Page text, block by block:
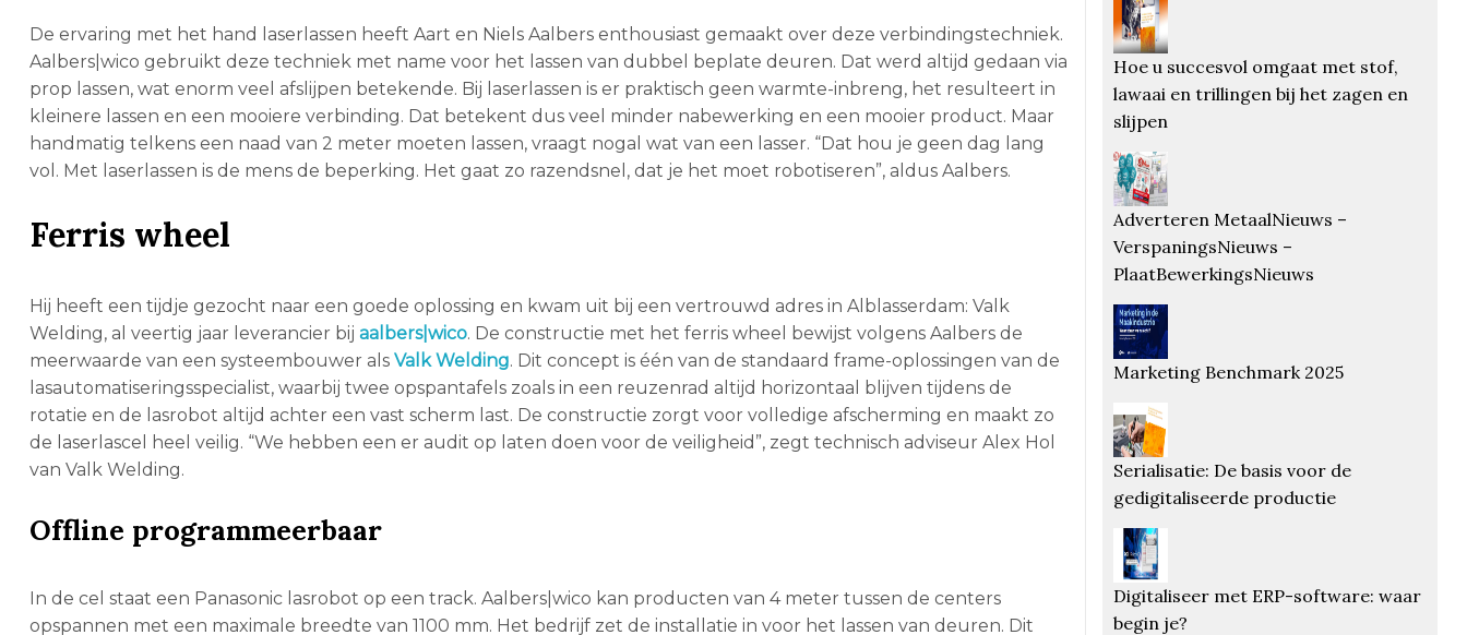
De ervaring met het hand laserlassen heeft Aart en Niels Aalbers enthousiast gemaakt over deze verbindingstechniek.
Aalbers|wico gebruikt deze techniek met name voor het lassen van dubbel beplate deuren. Dat werd altijd gedaan via
prop lassen, wat enorm veel afslijpen betekende. Bij laserlassen is er praktisch geen warmte-inbreng, het resulteert in
kleinere lassen en een mooiere verbinding. Dat betekent dus veel minder nabewerking en een mooier product. Maar
handmatig telkens een naad van 2 meter moeten lassen, vraagt nogal wat van een lasser. “Dat hou je geen dag lang
vol. Met laserlassen is de mens de beperking. Het gaat zo razendsnel, dat je het moet robotiseren”, aldus Aalbers.
Ferris wheel
Hij heeft een tijdje gezocht naar een goede oplossing en kwam uit bij een vertrouwd adres in Alblasserdam: Valk
Welding, al veertig jaar leverancier bij aalbers|wico. De constructie met het ferris wheel bewijst volgens Aalbers de
meerwaarde van een systeembouwer als Valk Welding. Dit concept is één van de standaard frame-oplossingen van de
lasautomatiseringsspecialist, waarbij twee opspantafels zoals in een reuzenrad altijd horizontaal blijven tijdens de
rotatie en de lasrobot altijd achter een vast scherm last. De constructie zorgt voor volledige afscherming en maakt zo
de laserlascel heel veilig. “We hebben een er audit op laten doen voor de veiligheid”, zegt technisch adviseur Alex Hol
van Valk Welding.
Offline programmeerbaar
In de cel staat een Panasonic lasrobot op een track. Aalbers|wico kan producten van 4 meter tussen de centers
opspannen met een maximale breedte van 1100 mm. Het bedrijf zet de installatie in voor het lassen van deuren. Dit
Hoe u succesvol omgaat met stof,
lawaai en trillingen bij het zagen en
slijpen
Adverteren MetaalNieuws –
VerspaningsNieuws –
PlaatBewerkingsNieuws
Marketing Benchmark 2025
Serialisatie: De basis voor de
gedigitaliseerde productie
Digitaliseer met ERP-software: waar
begin je?